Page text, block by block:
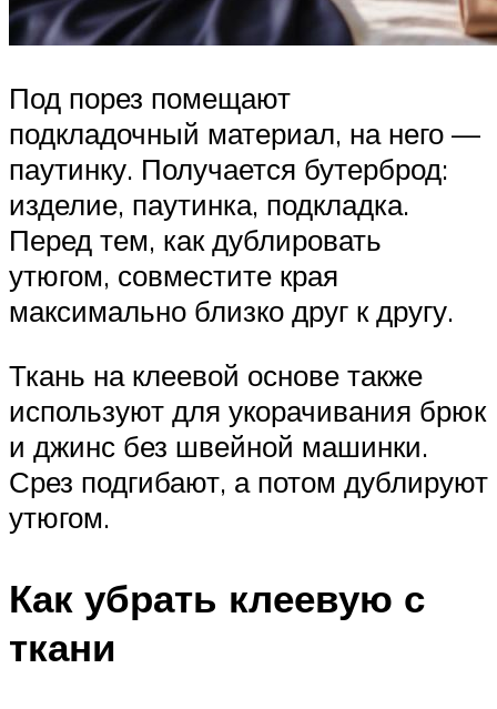
Под порез помещают
подкладочный материал, на него —
паутинку. Получается бутерброд:
изделие, паутинка, подкладка.
Перед тем, как дублировать
утюгом, совместите края
максимально близко друг к другу.
Ткань на клеевой основе также
используют для укорачивания брюк
и джинс без швейной машинки.
Срез подгибают, а потом дублируют
утюгом.
Как убрать клеевую с
ткани